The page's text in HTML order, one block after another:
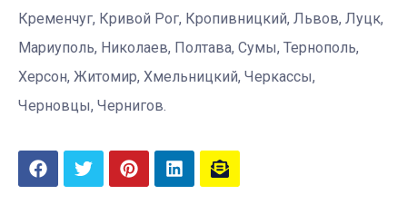
Кременчуг, Кривой Рог, Кропивницкий, Львов, Луцк,
Мариуполь, Николаев, Полтава, Сумы, Тернополь,
Херсон, Житомир, Хмельницкий, Черкассы,
Черновцы, Чернигов.